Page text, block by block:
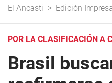
El Ancasti > Edición
POR LA CLASIFICACIÓN A
Brasil